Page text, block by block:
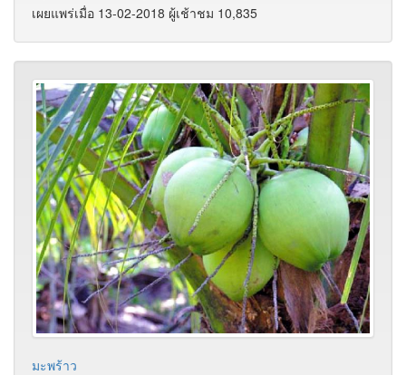
เผยแพร่เมื่อ 13-02-2018 ผู้เช้าชม 10,835
มะพร้าว